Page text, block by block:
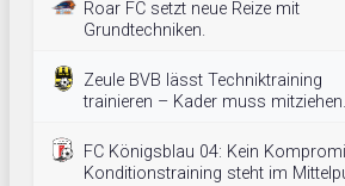
Roar FC setzt neue Reize mit
Grundtechniken.
Zeule BVB lässt Techniktraining
trainieren – Kader muss mitziehen.
FC Königsblau 04: Kein
Konditionstraining steht im